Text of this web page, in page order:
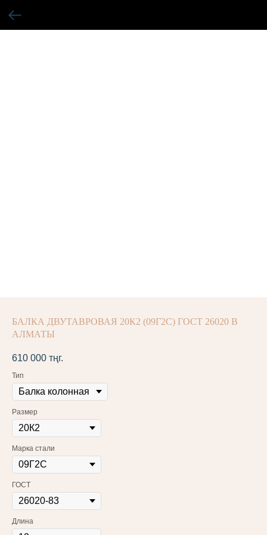
БАЛКА ДВУТАВРОВАЯ 20К2 (09Г2С) ГОСТ 26020 В
АЛМАТЫ
610 000 тңг.
Тип
Размер
Марка стали
ГОСТ
Длина